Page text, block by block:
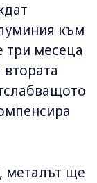
към
три месеца
втората
металът ще